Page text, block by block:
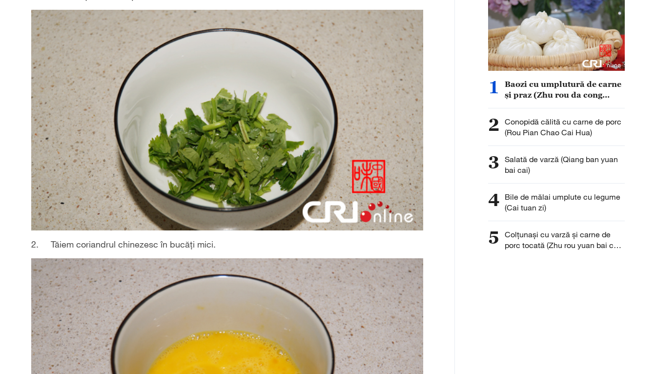
2. Tăiem coriandrul chinezesc în bucăți mici.
1
Baozi cu umplutură de carne
și praz (Zhu rou da cong
2 Conopidă călită cu carne de porc
(Rou Pian Chao Cai Hua)
3 Salată de varză (Qiang ban yuan
bai cai)
4 Bile de mălai umplute cu legume
(Cai tuan zi)
5
Colţunaşi cu varză şi carne de
porc tocată (Zhu rou yuan bai cai